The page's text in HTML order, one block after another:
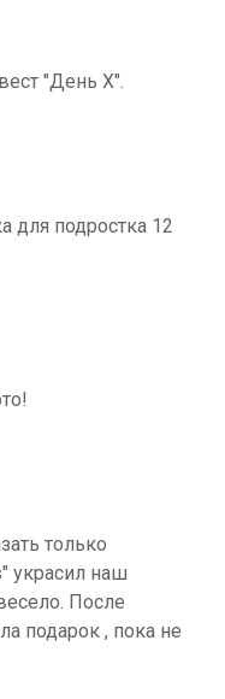
"День Х".
для подростка 12
только
украсил наш
После
подарок , пока не